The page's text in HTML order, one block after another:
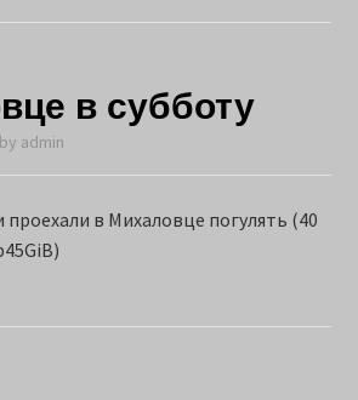
в субботу
by admin
проехали в Михаловце погулять (40